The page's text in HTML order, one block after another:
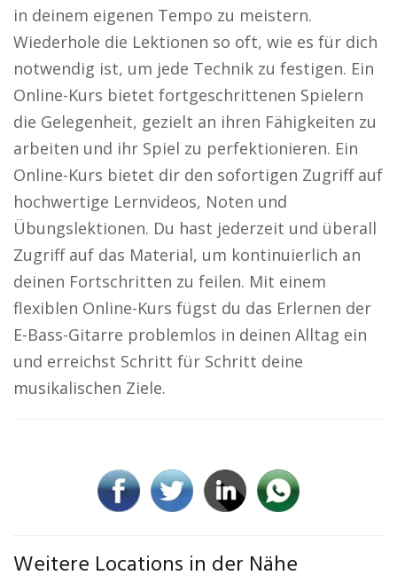
in deinem eigenen Tempo zu meistern.
Wiederhole die Lektionen so oft, wie es für dich
notwendig ist, um jede Technik zu festigen. Ein
Online-Kurs bietet fortgeschrittenen Spielern
die Gelegenheit, gezielt an ihren Fähigkeiten zu
arbeiten und ihr Spiel zu perfektionieren. Ein
Online-Kurs bietet dir den sofortigen Zugriff auf
hochwertige Lernvideos, Noten und
Übungslektionen. Du hast jederzeit und überall
Zugriff auf das Material, um kontinuierlich an
deinen Fortschritten zu feilen. Mit einem
flexiblen Online-Kurs fügst du das Erlernen der
E-Bass-Gitarre problemlos in deinen Alltag ein
und erreichst Schritt für Schritt deine
musikalischen Ziele.
Weitere Locations in der Nähe